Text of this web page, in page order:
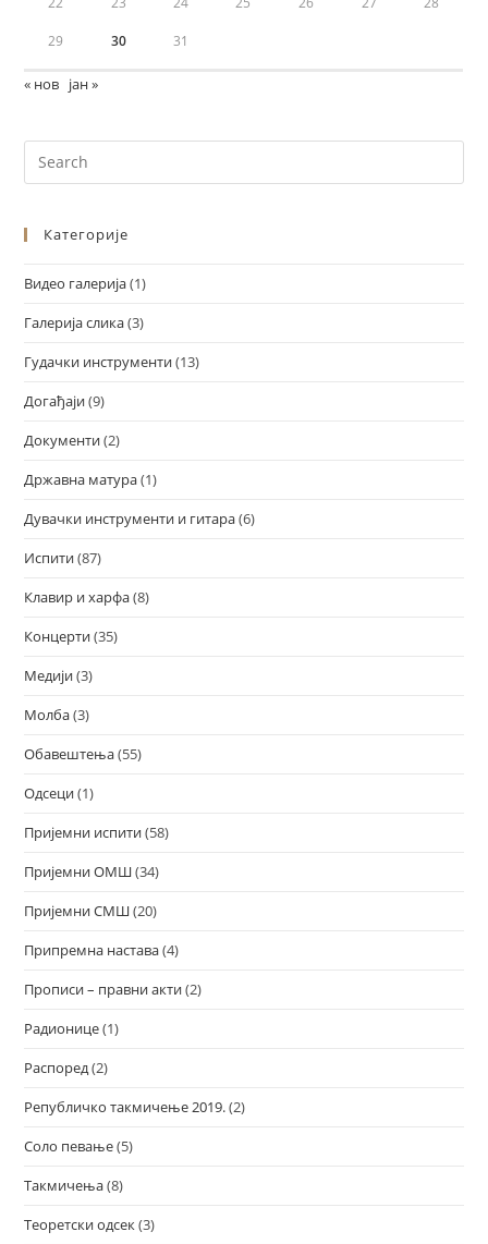
29 30 31
« нов јан »
Категорије
Видео галерија(1)
Галерија слика(3)
Гудачки инструменти(13)
Догађаји(9)
Документи(2)
Државна матура(1)
Дувачки инструменти и гитара(6)
Испити(87)
Клавир и харфа(8)
Концерти(35)
Медији(3)
Молба(3)
Обавештења(55)
Одсеци(1)
Пријемни испити(58)
Пријемни ОМШ(34)
Пријемни СМШ(20)
Припремна настава(4)
Прописи – правни акти(2)
Радионице(1)
Распоред(2)
Републичко такмичење 2019.(2)
Соло певање(5)
Такмичења(8)
Теоретски одсек(3)